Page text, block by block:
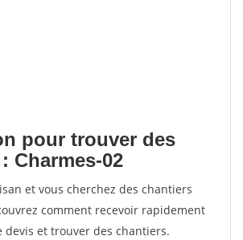
pour trouver des
Charmes-02
et vous cherchez des chantiers
comment recevoir rapidement
devis et trouver des chantiers.